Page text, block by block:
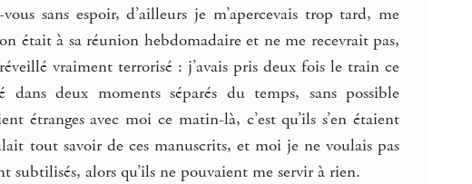
sans espoir, d’ailleurs je m’apercevais trop tard, me
était à sa réunion hebdomadaire et ne me recevrait pas,
vraiment terrorisé : j’avais pris deux fois le train ce
deux moments séparés du temps, sans possible
étranges avec moi ce matin-là, c’est qu’ils s’en étaient
tout savoir de ces manuscrits, et moi je ne voulais pas
subtilisés, alors qu’ils ne pouvaient me servir à rien.